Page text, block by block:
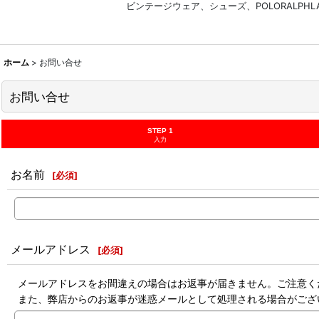
ビンテージウェア、シューズ、
ホーム > お問い合せ
お問い合せ
STEP 1
入力
お名前 [必須]
メールアドレス [必須]
メールアドレスをお間違えの場合はお返事が届きません。ご注意
また、弊店からのお返事が迷惑メールとして処理される場合がご